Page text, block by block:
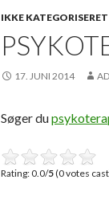
IKKE KATEGORISERET
17. JUNI 2014
Søger du
Rating: 0.0/5(0 votes